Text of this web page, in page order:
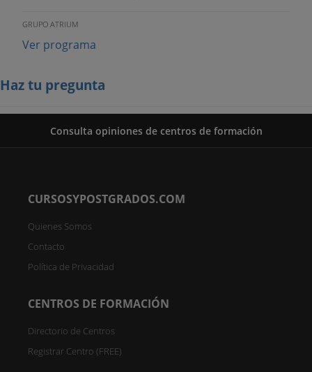
GRUPO ATRIUM
Ver programa
Haz tu pregunta
Consulta opiniones de centros de formación
CURSOSYPOSTGRADOS.COM
Quienes Somos
Contacto
Política de Privacidad
CENTROS DE FORMACIÓN
Directorio de Centros
Registrar Centro (FREE)